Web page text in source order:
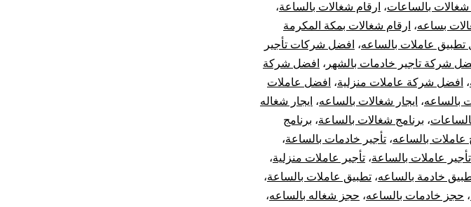
شغالات بالساعات، ارقام شغالات بالساعة،
بساعه، ارقام شغالات بمكة المكرمة
تطبيق عاملات بالساعه، افضل شركات تأجير
شركة تاجير خادمات بالشهر ، افضل شركة
، افضل شركة عاملات منزلية، افضل عاملات
بالساعه، ايجار شغالات بالساعه، ايجار شغاله
، برنامج شغالات بالساعة، برنامج
عاملات بالساعه، تأجير خادمات بالساعة،
تأجير عاملات بالساعة، تأجير عاملات منزلية،
خادمة بالساعه، تطبيق عاملات بالساعة،
، حجز خادمات بالساعه، حجز شغاله بالساعه،